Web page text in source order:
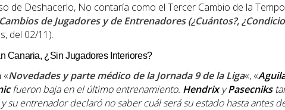
de Deshacerlo, No contaría como el Tercer Cambio de la
de Jugadores y de Entrenadores (¿Cuántos?,
del 02/11).
Canaria, ¿Sin Jugadores Interiores?
«Novedades y parte médico de la Jornada 9 de la Liga«, «
fueron baja en el último entrenamiento. HendrixyPasecniks
y su entrenador declaró no saber cuál será su estado hasta antes